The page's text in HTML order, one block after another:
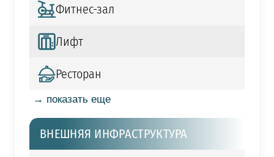
Фитнес-зал
Лифт
Ресторан
→ показать еще
ВНЕШНЯЯ ИНФРАСТРУКТУРА